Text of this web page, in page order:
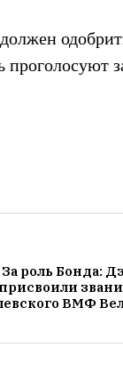
проголосуют
За роль Бонда:
присвоили
ВМФ